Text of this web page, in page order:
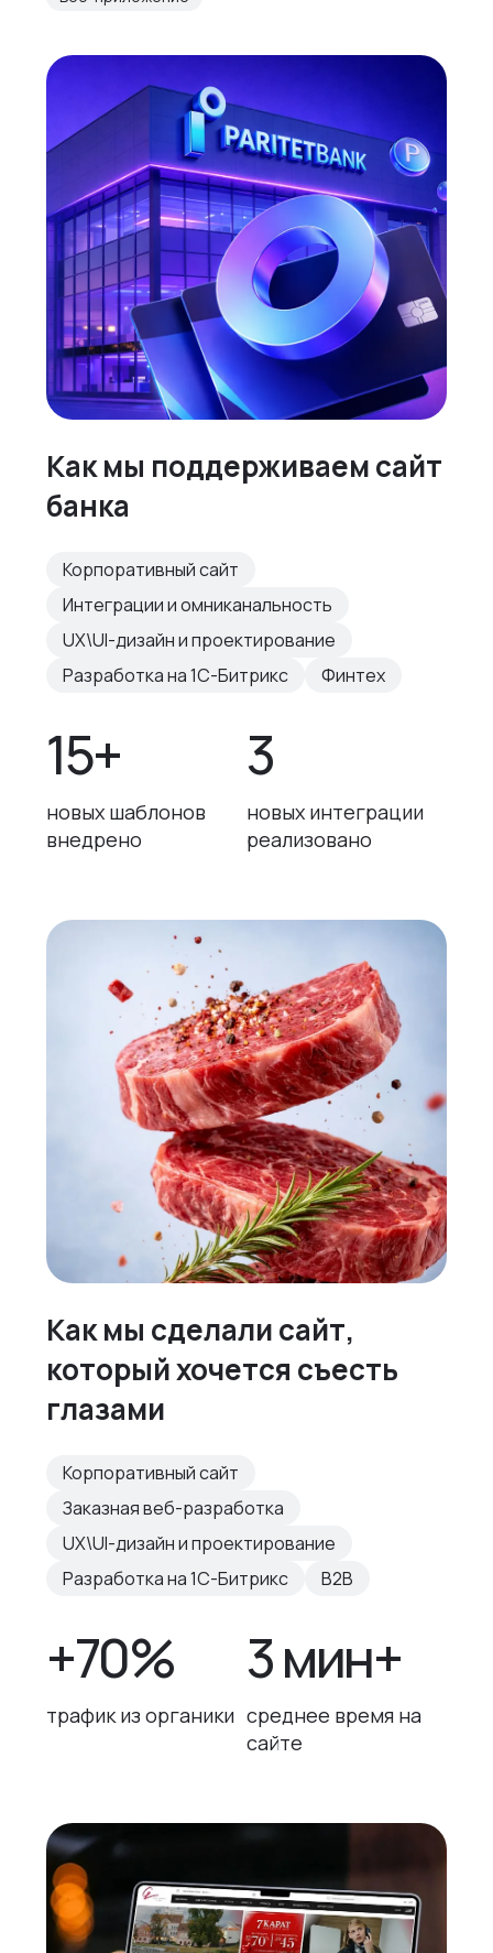
Как мы поддерживаем сайт
банка
Корпоративный сайт
Интеграции и омниканальность
UX\UI-дизайн и проектирование
Разработка на 1С-Битрикс
Финтех
15+
новых шаблонов
внедрено
3
новых интеграции
реализовано
Как мы сделали сайт,
который хочется съесть
глазами
Корпоративный сайт
Заказная веб-разработка
UX\UI-дизайн и проектирование
Разработка на 1С-Битрикс
B2B
+70%
трафик из органики
3 мин+
среднее время на
сайте